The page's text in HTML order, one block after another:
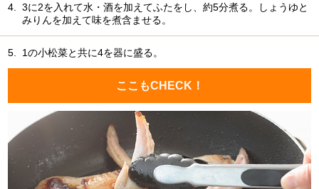
4.
3に2を入れて水・酒を加えてふたをし、約5分煮る。しょうゆと
みりんを加えて味を煮含ませる。
5. 1の小松菜と共に4を器に盛る。
ここもCHECK！